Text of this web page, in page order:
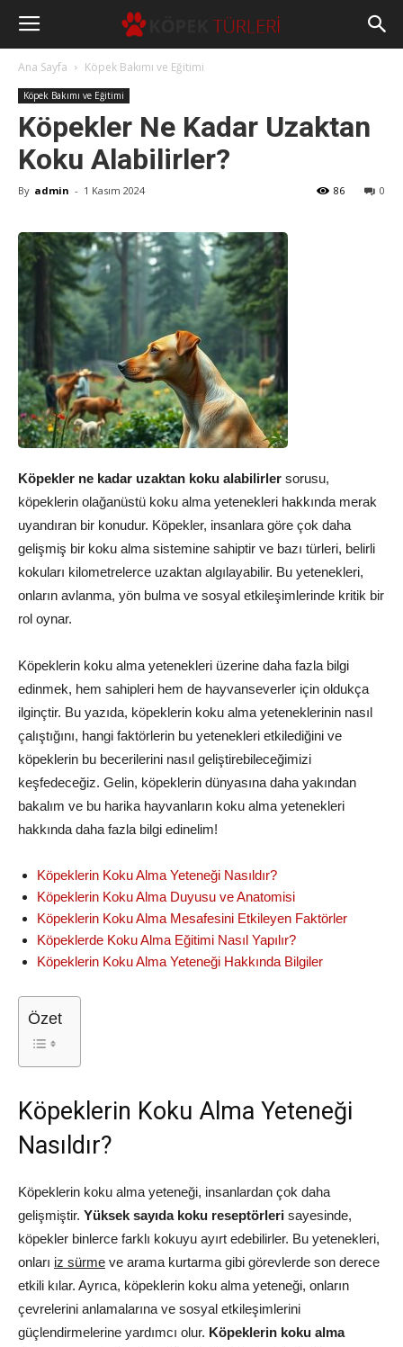
Ana Sayfa Köpek Bakımı ve Eğitimi
Köpek Bakımı ve Eğitimi
Köpekler Ne Kadar Uzaktan
Koku Alabilirler?
By admin - 1 Kasım 2024 0
86
Köpekler ne kadar uzaktan koku alabilirler sorusu,
köpeklerin olağanüstü koku alma yetenekleri hakkında merak
uyandıran bir konudur. Köpekler, insanlara göre çok daha
gelişmiş bir koku alma sistemine sahiptir ve bazı türleri, belirli
kokuları kilometrelerce uzaktan algılayabilir. Bu yetenekleri,
onların avlanma, yön bulma ve sosyal etkileşimlerinde kritik bir
rol oynar.
Köpeklerin koku alma yetenekleri üzerine daha fazla bilgi
edinmek, hem sahipleri hem de hayvanseverler için oldukça
ilginçtir. Bu yazıda, köpeklerin koku alma yeteneklerinin nasıl
çalıştığını, hangi faktörlerin bu yetenekleri etkilediğini ve
köpeklerin bu becerilerini nasıl geliştirebileceğimizi
keşfedeceğiz. Gelin, köpeklerin dünyasına daha yakından
bakalım ve bu harika hayvanların koku alma yetenekleri
hakkında daha fazla bilgi edinelim!
Köpeklerin Koku Alma Yeteneği Nasıldır?
Köpeklerin Koku Alma Duyusu ve Anatomisi
Köpeklerin Koku Alma Mesafesini Etkileyen Faktörler
Köpeklerde Koku Alma Eğitimi Nasıl Yapılır?
Köpeklerin Koku Alma Yeteneği Hakkında Bilgiler
Özet
Köpeklerin Koku Alma Yeteneği
Nasıldır?
Köpeklerin koku alma yeteneği, insanlardan çok daha
gelişmiştir. Yüksek sayıda koku reseptörleri sayesinde,
köpekler binlerce farklı kokuyu ayırt edebilirler. Bu yetenekleri,
onları iz sürme ve arama kurtarma gibi görevlerde son derece
etkili kılar. Ayrıca, köpeklerin koku alma yeteneği, onların
çevrelerini anlamalarına ve sosyal etkileşimlerini
güçlendirmelerine yardımcı olur. Köpeklerin koku alma